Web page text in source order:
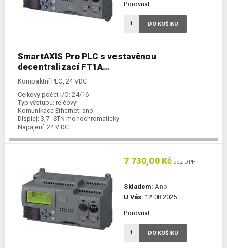
SmartAXIS Pro PLC s vestavěnou
decentralizací FT1A…
Kompaktní PLC, 24 VDC
Celkový počet I/O: 24/16
Typ výstupu: reléový
Komunikace Ethernet: ano
Displej: 3,7" STN monochromatický
Napájení: 24 V DC
Porovnat
DO KOŠÍKU
7 730,00 Kč bez DPH
Skladem: Ano
U Vás: 12.08.2026
Porovnat
DO KOŠÍKU